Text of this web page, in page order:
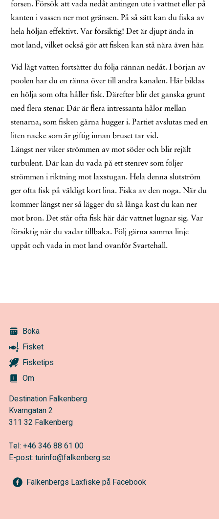
forsen. Försök att vada nedåt antingen ute i vattnet eller på
kanten i vassen ner mot gränsen. På så sätt kan du fiska av
hela höljan effektivt. Var försiktig! Det är djupt ända in
mot land, vilket också gör att fisken kan stå nära även här.
Vid lågt vatten fortsätter du följa rännan nedåt. I början av
poolen har du en ränna över till andra kanalen. Här bildas
en hölja som ofta håller fisk. Därefter blir det ganska grunt
med flera stenar. Där är flera intressanta hålor mellan
stenarna, som fisken gärna hugger i. Partiet avslutas med en
liten nacke som är giftig innan bruset tar vid.
Längst ner viker strömmen av mot söder och blir rejält
turbulent. Där kan du vada på ett stenrev som följer
strömmen i riktning mot laxstugan. Hela denna slutström
ger ofta fisk på väldigt kort lina. Fiska av den noga. När du
kommer längst ner så lägger du så långa kast du kan ner
mot bron. Det står ofta fisk här där vattnet lugnar sig. Var
försiktig när du vadar tillbaka. Följ gärna samma linje
uppåt och vada in mot land ovanför Svartehall.
Boka
Fisket
Fisketips
Om
Destination Falkenberg
Kvarngatan 2
311 32 Falkenberg
Tel: +46 346 88 61 00
E-post: turinfo@falkenberg.se
Falkenbergs Laxfiske på Facebook